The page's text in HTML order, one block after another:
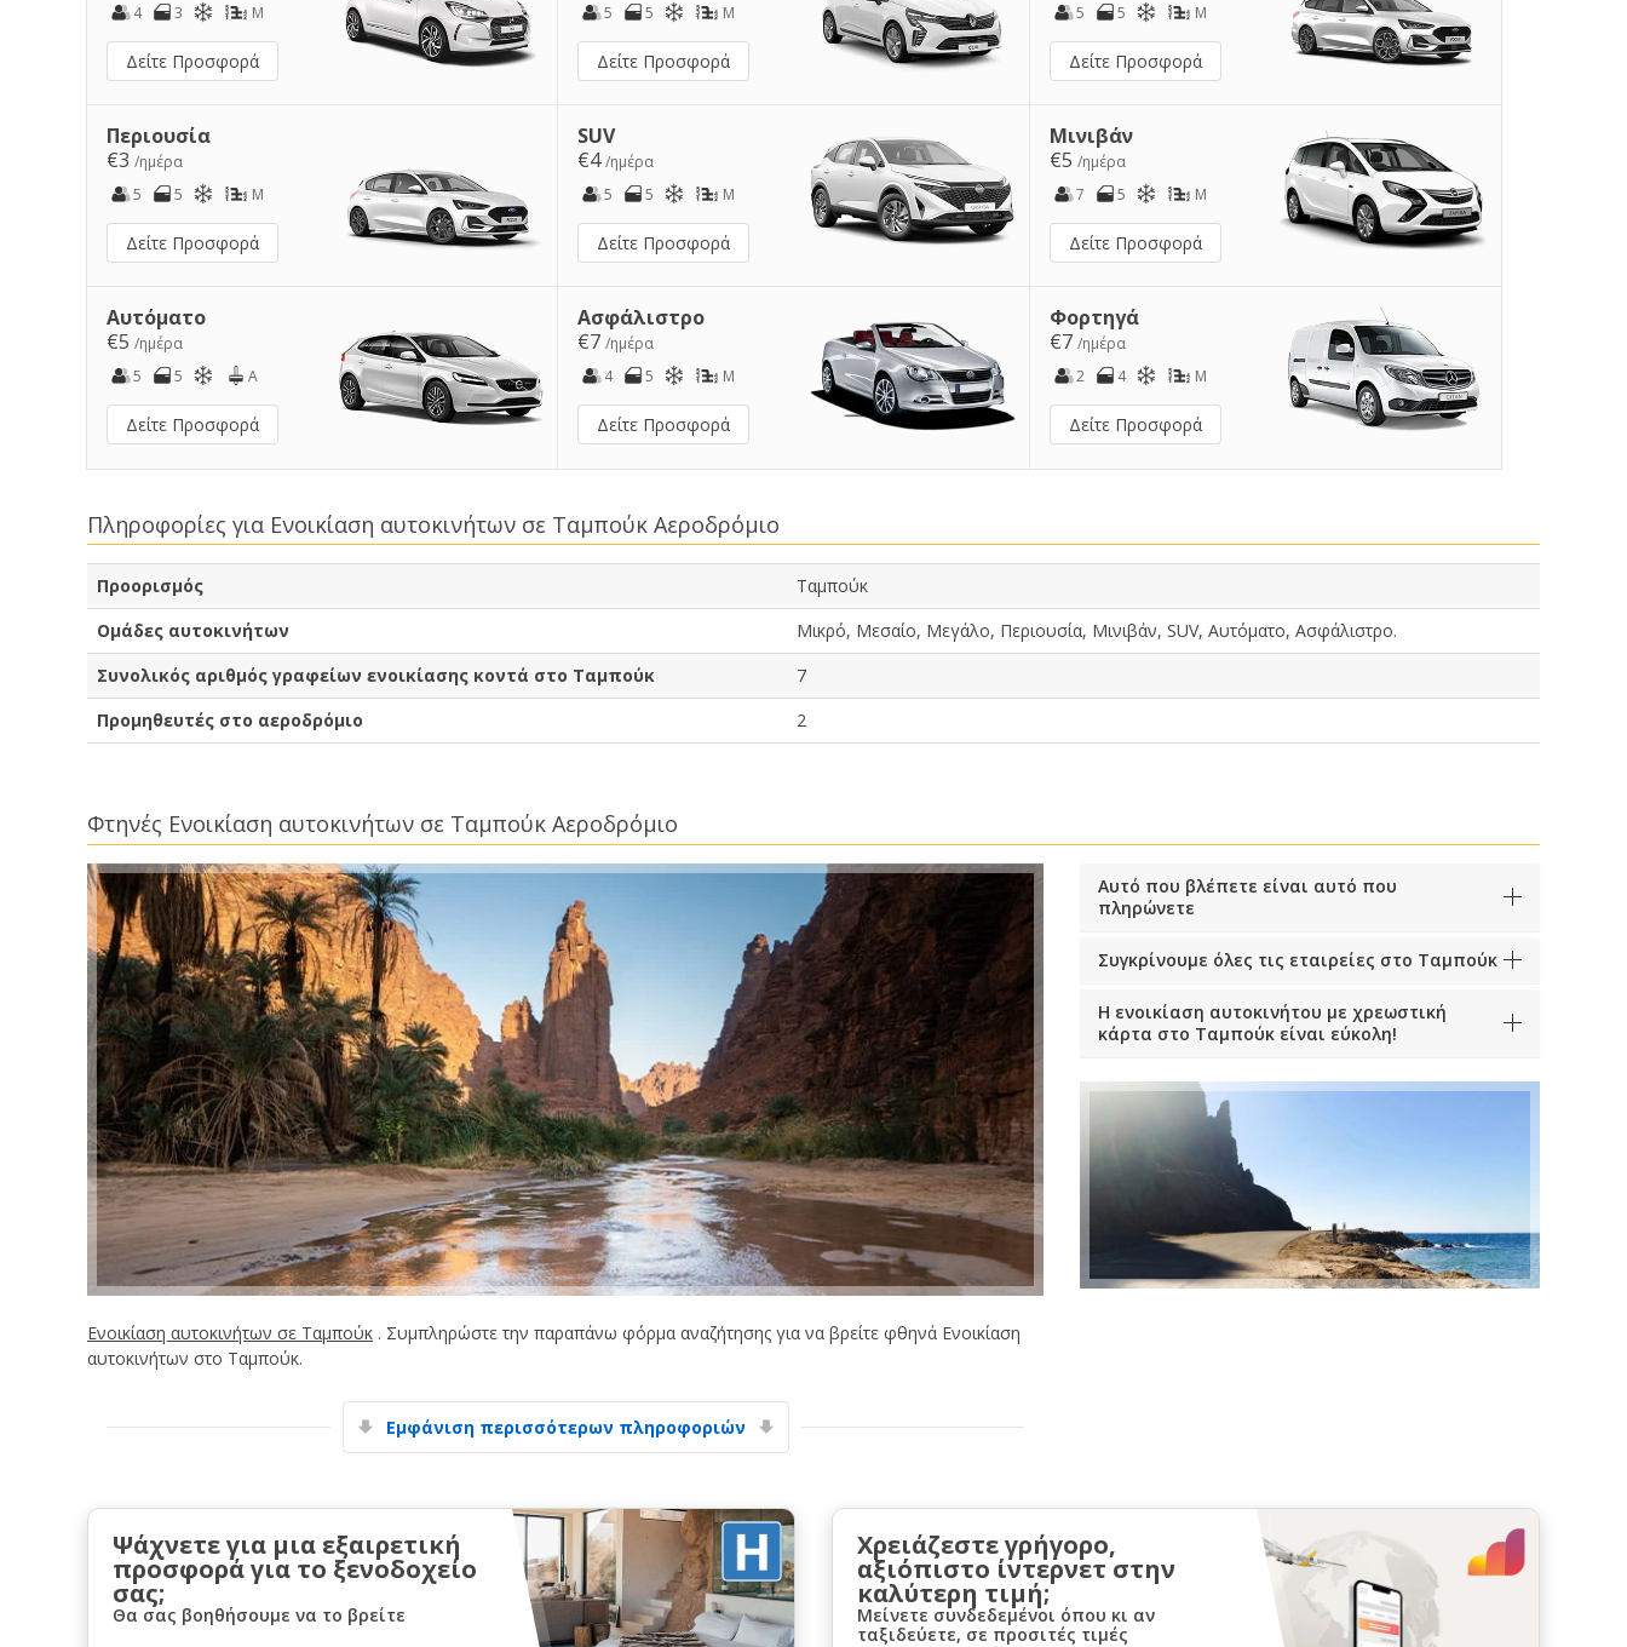
4
3 M
Δείτε Προσφορά
5
5 M
Δείτε Προσφορά
5
5 M
Δείτε Προσφορά
Περιουσία
€3 /ημέρα
5
5 M
Δείτε Προσφορά
SUV
€4/ημέρα
5
5 M
Δείτε Προσφορά
Μινιβάν
€5 /ημέρα
7
5 M
Δείτε Προσφορά
Αυτόματο
€5 /ημέρα
5
5 A
Δείτε Προσφορά
Ασφάλιστρο
€7/ημέρα
4
5 M
Δείτε Προσφορά
Φορτηγά
€7 /ημέρα
2
4 M
Δείτε Προσφορά
Πληροφορίες για Ενοικίαση αυτοκινήτων σε Ταμπούκ Αεροδρόμιο
Προορισμός
Ταμπούκ
Ομάδες αυτοκινήτων
Μικρό, Μεσαίο, Μεγάλο, Περιουσία, Μινιβάν, SUV, Αυτόματο, Ασφάλιστρο.
Συνολικός αριθμός γραφείων ενοικίασης κοντά στο Ταμπούκ
7
Προμηθευτές στο αεροδρόμιο
2
Φτηνές Ενοικίαση αυτοκινήτων σε Ταμπούκ Αεροδρόμιο
Ενοικίαση αυτοκινήτων σε Ταμπούκ . Συμπληρώστε την παραπάνω φόρμα αναζήτησης για να βρείτε φθηνά Ενοικίαση
αυτοκινήτων στο Ταμπούκ.
Εμφάνιση περισσότερων πληροφοριών
Αυτό που βλέπετε είναι αυτό που
πληρώνετε
Συγκρίνουμε όλες τις εταιρείες στο Ταμπούκ
Η ενοικίαση αυτοκινήτου με χρεωστική
κάρτα στο Ταμπούκ είναι εύκολη!
Ψάχνετε για μια εξαιρετική
προσφορά για το ξενοδοχείο
σας;
Θα σας βοηθήσουμε να το βρείτε
Χρειάζεστε γρήγορο,
αξιόπιστο ίντερνετ στην
καλύτερη τιμή;
Μείνετε συνδεδεμένοι όπου κι αν
ταξιδεύετε, σε προσιτές τιμές
Μεγάλες εξοικονομήσεις
Αποκτήστε πρόσβαση σε αποκλειστικές
Σύνδεση με eLink